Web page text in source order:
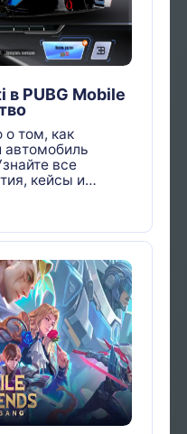
в PUBG Mobile
о том, как
автомобиль
все
кейсы и